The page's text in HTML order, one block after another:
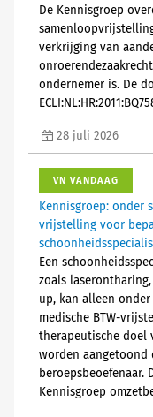
De Kennisgroep
verkrijging van
ondernemer is. De
28 juli 2026
VN VANDAAG
Kennisgroep: onder
vrijstelling voor
Een
zoals
up, kan alleen
medische BTW-
therapeutische doel
worden aangetoond
Kennisgroep